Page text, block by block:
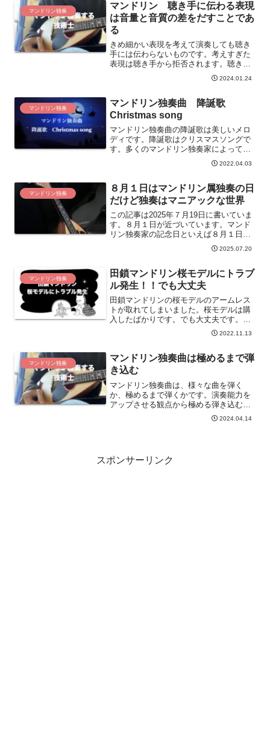
対位法を学びましょう。
マンドリン独奏
マンドリン 聴き手に伝わる表現
は音量と音質の差をだすことであ
る
きめ細かい表現を考えて演奏しても聴き
手には伝わらないものです。考えすぎた
表現は聴き手から拒否されます。聴き手
の負担がない表現で演奏すり必要があり
ます。聴き手に負担のない表現は変化の
聴き手に伝わりやすくなります。
2024.01.24
マンドリン独奏
マンドリン独奏曲 降誕歌
Christmas song
マンドリン独奏曲の降誕歌は美しいメロ
ディです。降誕歌はクリスマスソングで
す。多くのマンドリン独奏家によって弾
かれています。マンドリン独奏を行え
ば、どこかで聴いたことがあると思いま
動画を紹介します。
2022.04.03
マンドリン独奏
８月１日はマンドリン属独奏の日
だけど独奏はマニアックな世界
この記事は2025年７月19日に書いていま
す。８月１日が近づいています。マンド
リン独奏家の記念日といえば８月１日の
マンドリン属独奏の日です。１人で８本
の弦のマンドリンを弾くことから独奏の
ンドリン独奏はマニアックな世界です。
2025.07.20
マンドリン独奏
田鎖マンドリン桜モデルにトラブ
ル発生！！でも大丈夫
田鎖マンドリンの桜モデルのアームレス
トが取れてしまいました。桜モデルは購
入したばかりです。でも大丈夫です。予
備のマンドリンがあれば練習ができま
す。トラブルはつきものですので予備が
2022.11.13
マンドリン独奏
マンドリン独奏曲は極めるまで弾
き込む
マンドリン独奏曲は、様々な曲を弾く
か、極めるまで弾くかです。演奏能力を
アップさせる観点から極める弾き込むこ
とをおすすめします。弾けば弾くほど上
達します。腰を据えて１曲を弾き込んで
2024.04.14
スポンサーリンク